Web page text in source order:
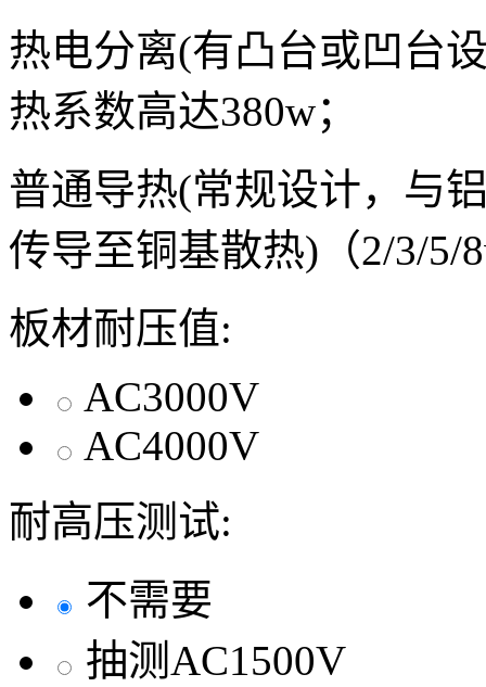
热电分离(有凸台或凹台
热系数高达380w；
普通导热(常规设计，与
传导至铜基散热)（2/3/5/
板材耐压值:
AC3000V
AC4000V
耐高压测试:
不需要
抽测AC1500V